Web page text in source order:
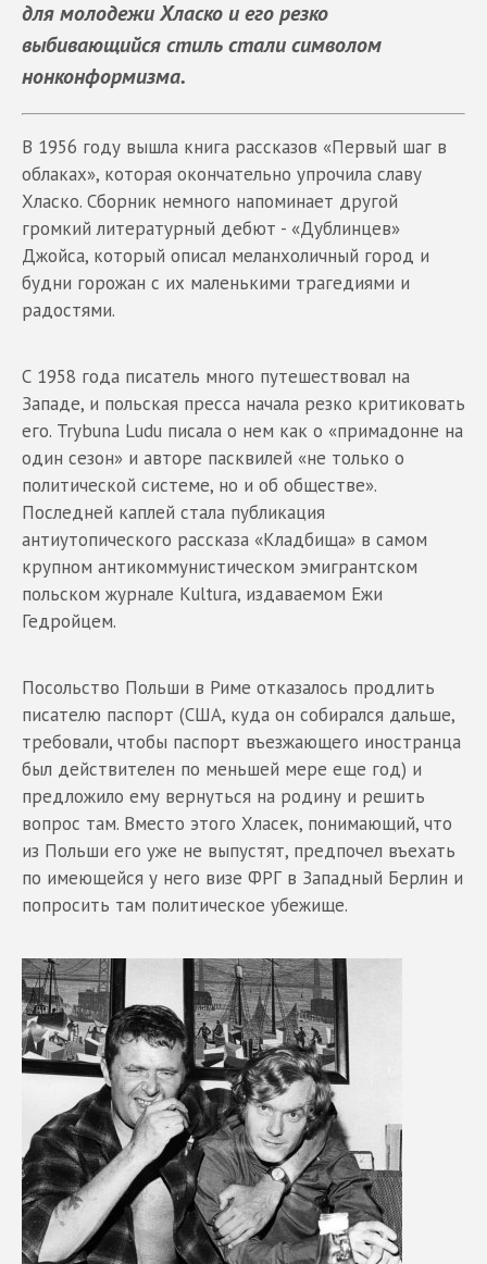
для молодежи Хласко и его резко
выбивающийся стиль стали символом
нонконформизма.
В 1956 году вышла книга рассказов «Первый шаг в
облаках», которая окончательно упрочила славу
Хласко. Сборник немного напоминает другой
громкий литературный дебют - «Дублинцев»
Джойса, который описал меланхоличный город и
будни горожан с их маленькими трагедиями и
радостями.
С 1958 года писатель много путешествовал на
Западе, и польская пресса начала резко критиковать
его. Trybuna Ludu писала о нем как о «примадонне на
один сезон» и авторе пасквилей «не только о
политической системе, но и об обществе».
Последней каплей стала публикация
антиутопического рассказа «Кладбища» в самом
крупном антикоммунистическом эмигрантском
польском журнале Kultura, издаваемом Ежи
Гедройцем.
Посольство Польши в Риме отказалось продлить
писателю паспорт (США, куда он собирался дальше,
требовали, чтобы паспорт въезжающего иностранца
был действителен по меньшей мере еще год) и
предложило ему вернуться на родину и решить
вопрос там. Вместо этого Хласек, понимающий, что
из Польши его уже не выпустят, предпочел въехать
по имеющейся у него визе ФРГ в Западный Берлин и
попросить там политическое убежище.